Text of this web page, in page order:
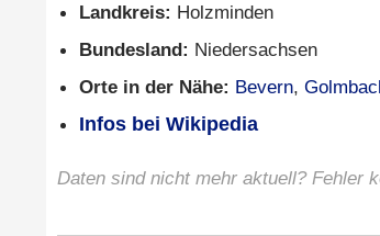
Landkreis: Holzminden
Bundesland: Niedersachsen
Orte in der Nähe: Bevern,
Infos bei Wikipedia
Daten sind nicht mehr aktuell? Fehler